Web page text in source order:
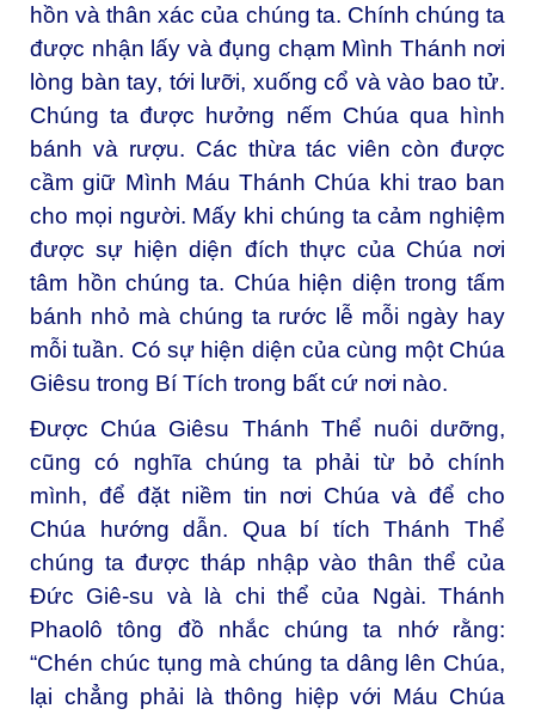
hồn và thân xác của chúng ta. Chính chúng ta
được nhận lấy và đụng chạm Mình Thánh nơi
lòng bàn tay, tới lưỡi, xuống cổ và vào bao tử.
Chúng ta được hưởng nếm Chúa qua hình
bánh và rượu. Các thừa tác viên còn được
cầm giữ Mình Máu Thánh Chúa khi trao ban
cho mọi người. Mấy khi chúng ta cảm nghiệm
được sự hiện diện đích thực của Chúa nơi
tâm hồn chúng ta. Chúa hiện diện trong tấm
bánh nhỏ mà chúng ta rước lễ mỗi ngày hay
mỗi tuần. Có sự hiện diện của cùng một Chúa
Giêsu trong Bí Tích trong bất cứ nơi nào.
Được Chúa Giêsu Thánh Thể nuôi dưỡng,
cũng có nghĩa chúng ta phải từ bỏ chính
mình, để đặt niềm tin nơi Chúa và để cho
Chúa hướng dẫn. Qua bí tích Thánh Thể
chúng ta được tháp nhập vào thân thể của
Đức Giê-su và là chi thể của Ngài. Thánh
Phaolô tông đồ nhắc chúng ta nhớ rằng:
“Chén chúc tụng mà chúng ta dâng lên Chúa,
lại chẳng phải là thông hiệp với Máu Chúa